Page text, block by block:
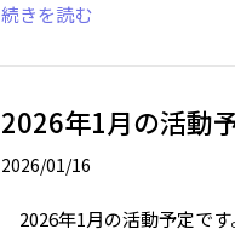
続きを読む
2026年1月の活動予
2026/01/16
2026年1月の活